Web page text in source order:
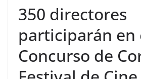
350 directores
participarán en
Concurso de